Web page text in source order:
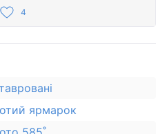
4
ярмарок